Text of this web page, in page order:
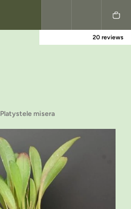
Nederlands
20 reviews
Platystele misera